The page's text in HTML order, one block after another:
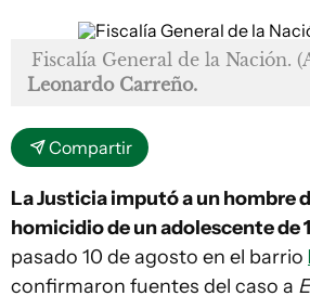
Fiscalía General de la Nación.
Leonardo Carreño.
Compartir
La Justicia imputó a un hombre
homicidio de un adolescente de
pasado 10 de agosto en el barrio
confirmaron fuentes del caso a